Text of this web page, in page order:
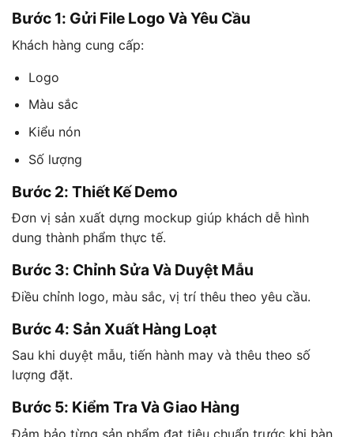
Bước 1: Gửi File Logo Và Yêu Cầu
Khách hàng cung cấp:
Logo
Màu sắc
Kiểu nón
Số lượng
Bước 2: Thiết Kế Demo
Đơn vị sản xuất dựng mockup giúp khách dễ hình
dung thành phẩm thực tế.
Bước 3: Chỉnh Sửa Và Duyệt Mẫu
Điều chỉnh logo, màu sắc, vị trí thêu theo yêu cầu.
Bước 4: Sản Xuất Hàng Loạt
Sau khi duyệt mẫu, tiến hành may và thêu theo số
lượng đặt.
Bước 5: Kiểm Tra Và Giao Hàng
Đảm bảo từng sản phẩm đạt tiêu chuẩn trước khi bàn